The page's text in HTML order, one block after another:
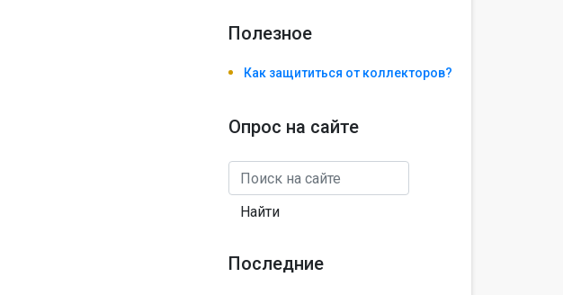
Полезноe
Как защититься от коллекторов?
Опрос на сайте
Найти
Последние